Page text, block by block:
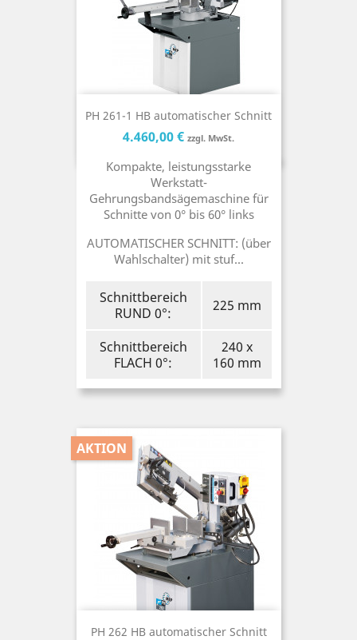
PH 261-1 HB automatischer Schnitt
Preis
4.460,00 € zzgl. MwSt.Preis
Kompakte, leistungsstarke
Werkstatt-
Gehrungsbandsägemaschine für
Schnitte von 0° bis 60° links
AUTOMATISCHER SCHNITT: (über
Wahlschalter) mit stuf...
Schnittbereich
RUND 0°:
225 mm
Schnittbereich
FLACH 0°:
240 x
160 mm
PH 262 HB automatischer Schnitt
AKTION